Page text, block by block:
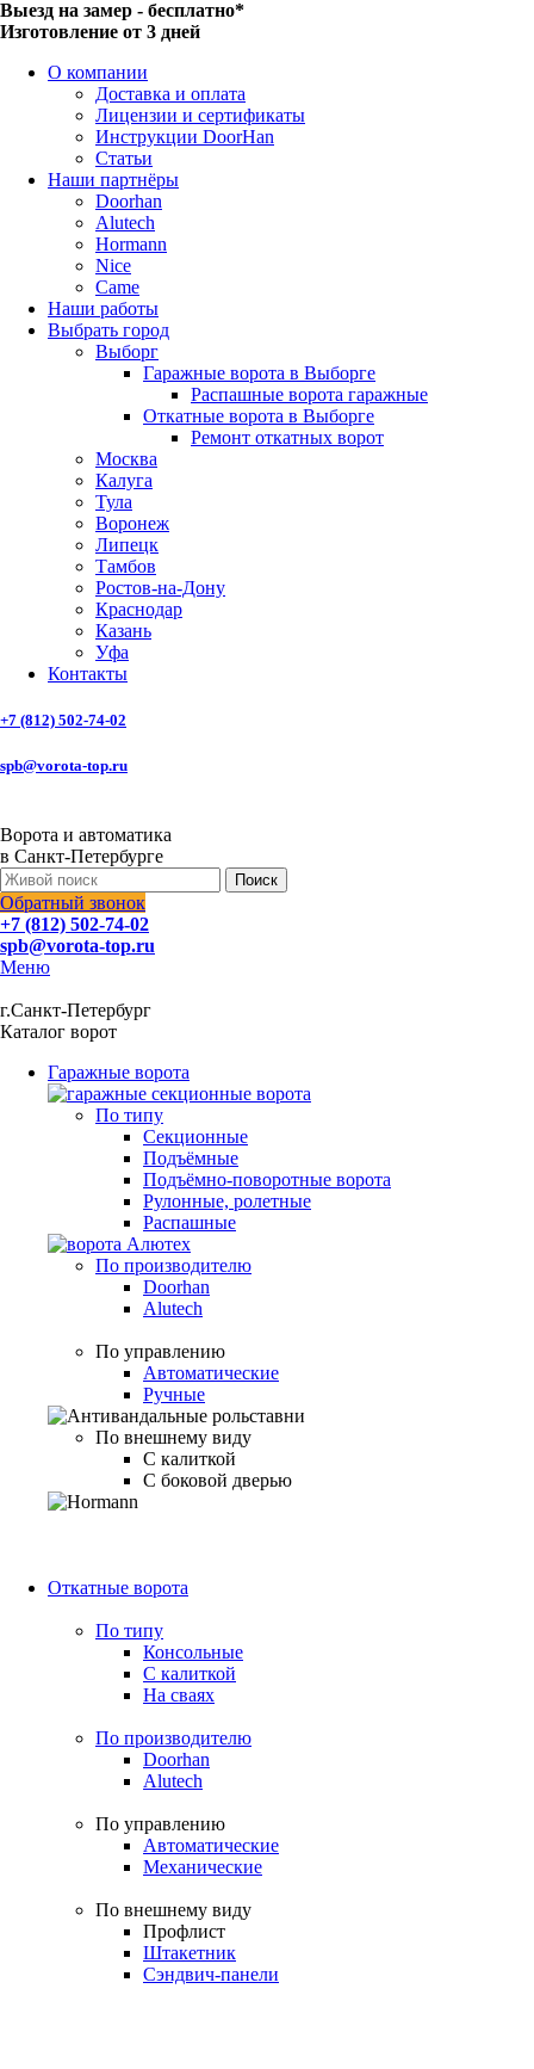
Выезд на замер - бесплатно*
Изготовление от 3 дней
О компании
Доставка и оплата
Лицензии и сертификаты
Инструкции DoorHan
Статьи
Наши партнёры
Doorhan
Alutech
Hormann
Nice
Came
Наши работы
Выбрать город
Выборг
Гаражные ворота в Выборге
Распашные ворота гаражные
Откатные ворота в Выборге
Ремонт откатных ворот
Москва
Калуга
Тула
Воронеж
Липецк
Тамбов
Ростов-на-Дону
Краснодар
Казань
Уфа
Контакты
+7 (812) 502-74-02
spb@vorota-top.ru
Ворота и автоматика
в Санкт-Петербурге
Поиск
Обратный звонок
+7 (812) 502-74-02
spb@vorota-top.ru
Меню
г.Санкт-Петербург
Каталог ворот
Гаражные ворота
По типу
Секционные
Подъёмные
Подъёмно-поворотные ворота
Рулонные, ролетные
Распашные
По производителю
Doorhan
Alutech
По управлению
Автоматические
Ручные
По внешнему виду
С калиткой
С боковой дверью
Откатные ворота
По типу
Консольные
С калиткой
На сваях
По производителю
Doorhan
Alutech
По управлению
Автоматические
Механические
По внешнему виду
Профлист
Штакетник
Сэндвич-панели